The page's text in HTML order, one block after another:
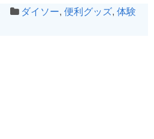
ダイソー,便利グッズ,体験